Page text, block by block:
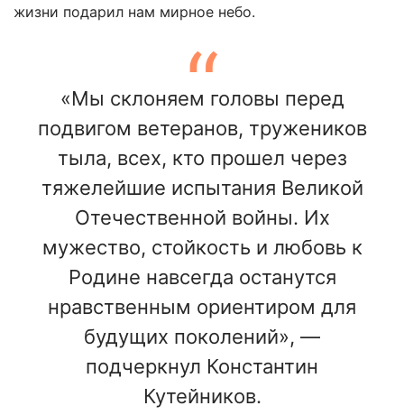
жизни подарил нам мирное небо.
«Мы склоняем головы перед
подвигом ветеранов, тружеников
тыла, всех, кто прошел через
тяжелейшие испытания Великой
Отечественной войны. Их
мужество, стойкость и любовь к
Родине навсегда останутся
нравственным ориентиром для
будущих поколений», —
подчеркнул Константин
Кутейников.